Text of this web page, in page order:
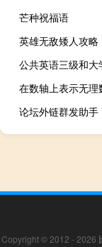
芒种祝福语
英雄无敌矮人攻略
Copyright © 2012 - 2026